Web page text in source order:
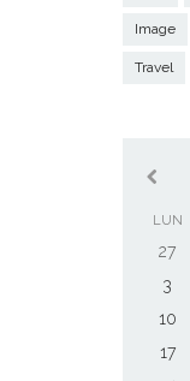
Image
Travel
LUN
27
3
10
17